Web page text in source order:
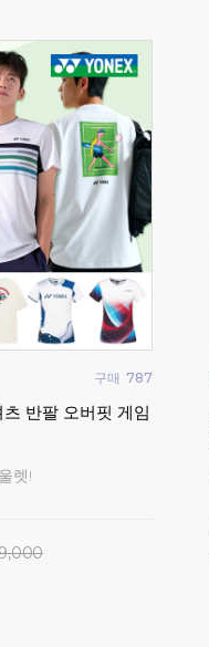
구매17
로그 푹신한 사무